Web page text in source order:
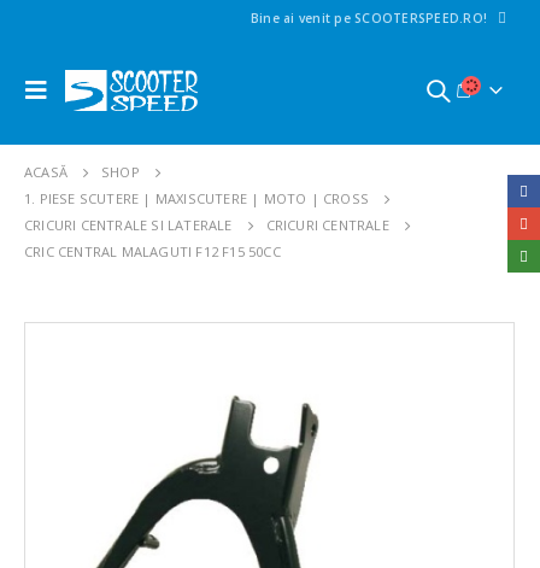
Bine ai venit pe SCOOTERSPEED.RO!
ACASĂ
SHOP
1. PIESE SCUTERE | MAXISCUTERE | MOTO | CROSS
CRICURI CENTRALE SI LATERALE
CRICURI CENTRALE
CRIC CENTRAL MALAGUTI F12 F15 50CC